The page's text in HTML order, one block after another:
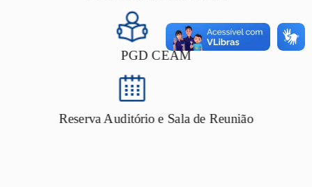
PGD CEAM
Reserva Auditório e Sala de Reunião